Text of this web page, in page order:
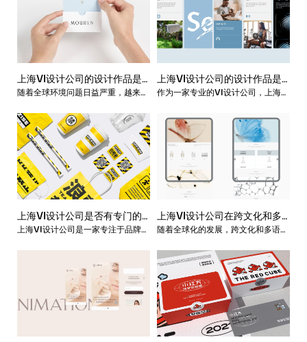
下几个方面探讨上海VI设计公司为客
户提供设计作品的标准化和规范化服
务。
业和机构开始注重这些设计服务对于
产品和服务的影响。上海VI设计公司
在这方面也有着丰富的经验和专业的
团队，提供优质的UX/UI设计服务。
上海VI设计公司的设计作品是
否会考虑可持续发展和环境保
随着全球环境问题日益严重，越来越
护。在这个背景下，上海VI设计公司
的设计作品自然也需要考虑这些因
素。下面我将从以下几个方面探讨上
海VI设计公司的设计作品是否会考虑
可持续发展和环境保护的因素。
上海VI设计公司的设计作品是
否有区别于其他设计公司的独
作为一家专业的VI设计公司，上海VI
特点和风格，与其他设计公司相比有
一定的差异性和优势。
上海VI设计公司是否有专门的
设计师团队进行品牌设计和重
上海VI设计公司是一家专注于品牌设
品牌设计师团队，负责品牌设计和重
上海VI设计公司在跨文化和多
语言设计方面有何经验和优
随着全球化的发展，跨文化和多语言
国企业来说，跨文化和多语言设计更
是必不可少的一项工作。上海VI设计
公司在这方面有着丰富的经验和优
势，本文将介绍其相关情况。